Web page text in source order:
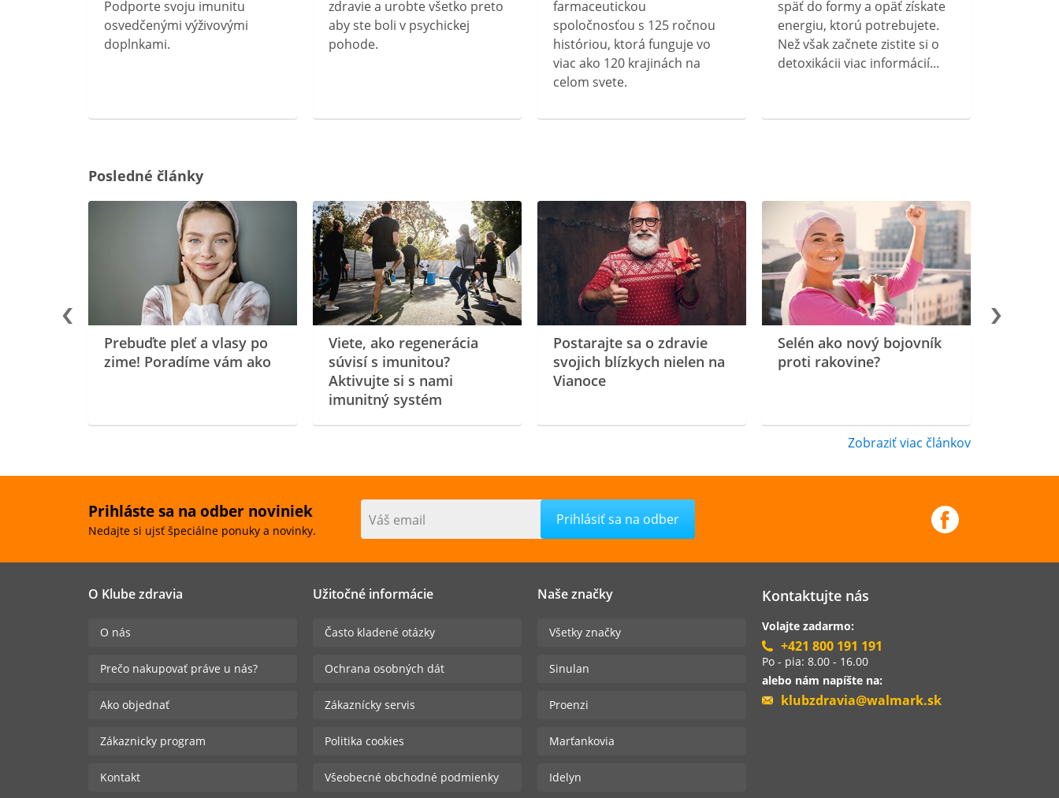
Podporte svoju imunitu
osvedčenými výživovými
doplnkami.
zdravie a urobte všetko preto
aby ste boli v psychickej
pohode.
farmaceutickou
spoločnosťou s 125 ročnou
históriou, ktorá funguje vo
viac ako 120 krajinách na
celom svete.
späť do formy a opäť získate
energiu, ktorú potrebujete.
Než však začnete zistite si o
detoxikácii viac informácií...
Posledné články
Prebuďte pleť a vlasy po
zime! Poradíme vám ako
Viete, ako regenerácia
súvisí s imunitou?
Aktivujte si s nami
imunitný systém
Postarajte sa o zdravie
svojich blízkych nielen na
Vianoce
Selén ako nový bojovník
proti rakovine?
Zobraziť viac článkov
Prihláste sa na odber noviniek
Nedajte si ujsť špeciálne ponuky a novinky.
Váš email
O Klube zdravia
O nás
Prečo nakupovať práve u nás?
Ako objednať
Zákaznicky program
Kontakt
Užitočné informácie
Často kladené otázky
Ochrana osobných dát
Zákaznícky servis
Politika cookies
Všeobecné obchodné podmienky
Naše značky
Všetky značky
Sinulan
Proenzi
Marťankovia
Idelyn
Kontaktujte nás
Volajte zadarmo:
+421 800 191 191
Po - pia: 8.00 - 16.00
alebo nám napíšte na:
klubzdravia@walmark.sk